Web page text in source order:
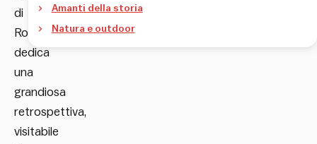
di
Roma
dedica
una
grandiosa
retrospettiva,
visitabile
Amanti della storia
Natura e outdoor